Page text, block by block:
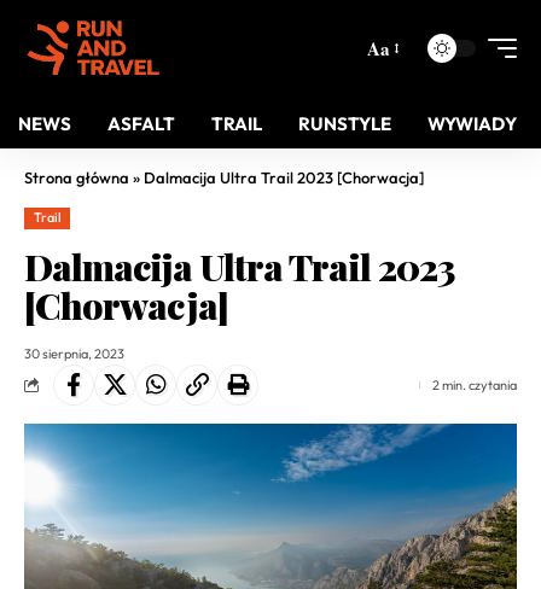
Aa
NEWS ASFALT TRAIL RUNSTYLE WYWIADY
Strona główna » Dalmacija Ultra Trail 2023 [Chorwacja]
Trail
Dalmacija Ultra Trail 2023
[Chorwacja]
30 sierpnia, 2023
2 min. czytania